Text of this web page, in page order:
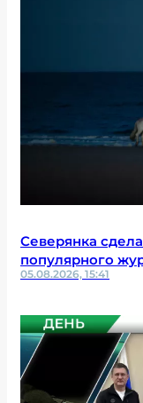
Северянка
популярного
05.08.2026, 15:41